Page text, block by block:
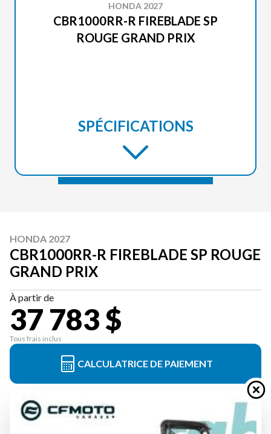
HONDA 2027
CBR1000RR-R FIREBLADE SP
ROUGE GRAND PRIX
SPÉCIFICATIONS
HONDA 2027
CBR1000RR-R FIREBLADE SP ROUGE
GRAND PRIX
À partir de
37 783 $
Tous frais inclus
CALCULATRICE DE PAIEMENT